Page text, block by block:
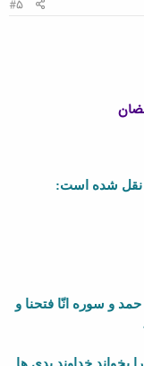
#5
نقل شده است:
و سوره انّا فتحنا و
بخواند خداوند بدى ها